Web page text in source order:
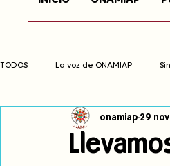
TODOS La voz de ONAMIAP
Cambio climático Navegador
onamiap 29